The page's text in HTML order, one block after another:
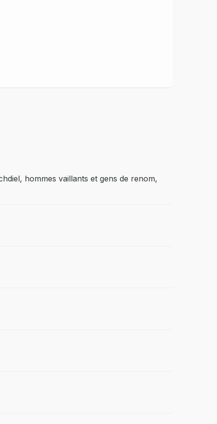
hommes vaillants et gens de renom,